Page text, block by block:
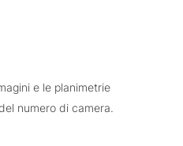
e le planimetrie
numero di camera.